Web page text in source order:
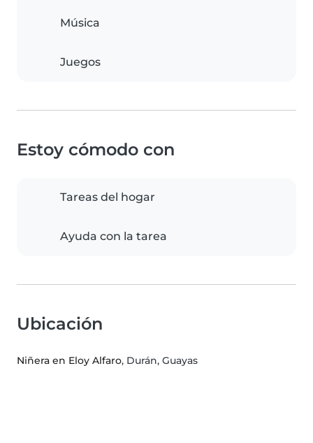
Música
Juegos
Estoy cómodo con
Tareas del hogar
Ayuda con la tarea
Ubicación
Niñera en Eloy Alfaro, Durán, Guayas